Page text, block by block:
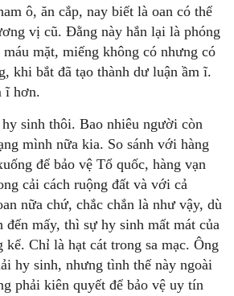
ô, ăn cắp, nay biết là oan có thể
vị cũ. Đằng này hắn lại là phóng
mặt, miếng không có nhưng có
khi bắt đã tạo thành dư luận ầm ĩ.
ĩ hơn.
sinh thôi. Bao nhiêu người còn
mình nữa kia. So sánh với hàng
để bảo vệ Tổ quốc, hàng vạn
cải cách ruộng đất và với cả
nữa chứ, chắc chắn là như vậy, dù
đến mấy, thì sự hy sinh mất mát của
kể. Chỉ là hạt cát trong sa mạc. Ông
hy sinh, nhưng tình thế này ngoài
phải kiên quyết để bảo vệ uy tín